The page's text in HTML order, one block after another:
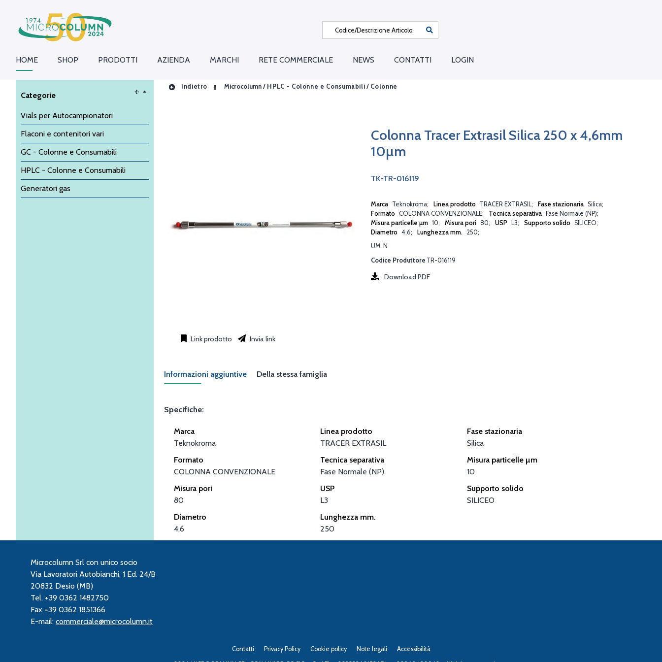
HOME SHOP PRODOTTI AZIENDA MARCHI RETE COMMERCIALE NEWS CONTATTI LOGIN
Categorie
Vials per Autocampionatori
Flaconi e contenitori vari
GC - Colonne e Consumabili
HPLC - Colonne e Consumabili
Generatori gas
Indietro Microcolumn / HPLC - Colonne e Consumabili / Colonne
Colonna Tracer Extrasil Silica 250 x 4,6mm
10µm
TK-TR-016119
Marca Teknokroma Linea prodotto TRACER EXTRASIL Fase stazionaria Silica
Formato COLONNA CONVENZIONALE Tecnica separativa
Fase Normale (NP)
Misura particelle µm 10 Misura pori 80 USP L3 Supporto solido SILICEO
Diametro 4,6 Lunghezza mm.
250
UM. N
Download PDF
Codice Produttore TR-016119
Link prodotto Invia link
Informazioni aggiuntive Della stessa famiglia
Specifiche:
Marca
Teknokroma
Linea prodotto
TRACER EXTRASIL
Fase stazionaria
Silica
Formato
COLONNA CONVENZIONALE
Tecnica separativa
Fase Normale (NP)
Misura particelle µm
10
Misura pori
80
USP
L3
Supporto solido
SILICEO
Diametro
4,6
Lunghezza mm.
250
Microcolumn Srl con unico socio
Via Lavoratori Autobianchi, 1 Ed. 24/B
20832 Desio (MB)
Tel. +39 0362 1482750
Fax +39 0362 1851366
E-mail: commerciale@microcolumn.it
Contatti Privacy Policy Cookie policy Note legali Accessibilità